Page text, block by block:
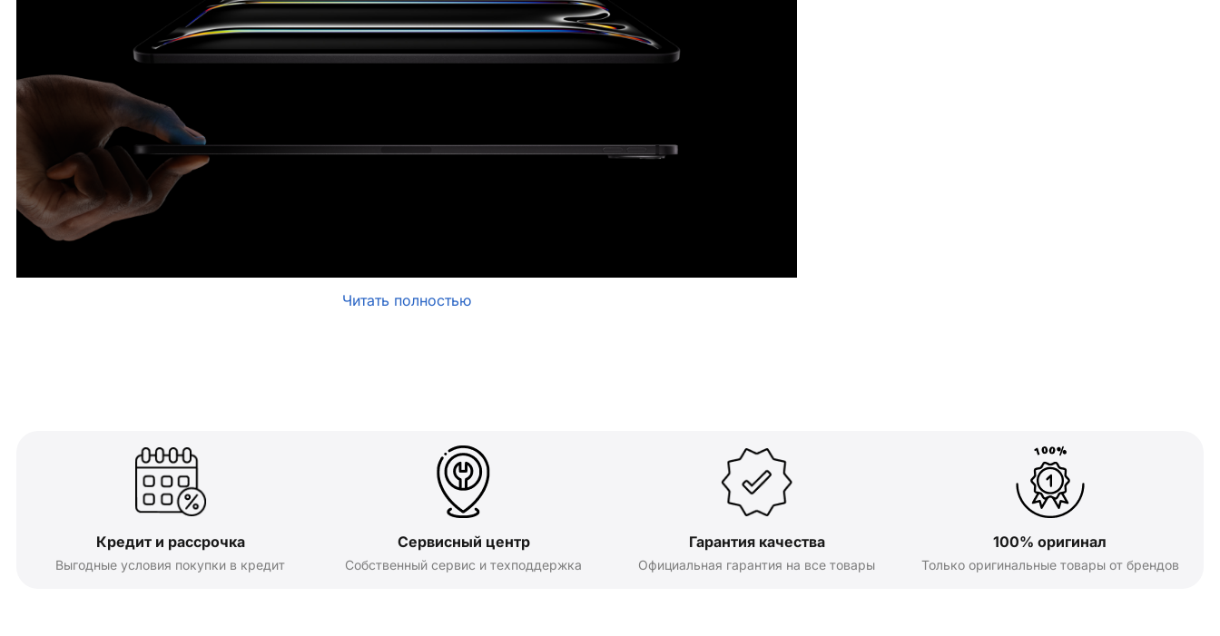
Читать полностью
Кредит и рассрочка
Выгодные условия покупки в кредит
Сервисный центр
Собственный сервис и техподдержка
Гарантия качества
Официальная гарантия на все товары
100% оригинал
Только оригинальные товары от брендов